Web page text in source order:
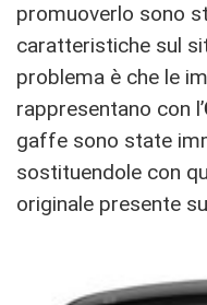
promuoverlo sono
caratteristiche sul
problema è che le
rappresentano con l’
gaffe sono state
sostituendole con
originale presente